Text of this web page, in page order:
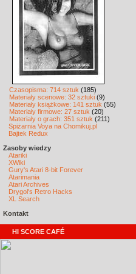
Czasopisma: 714 sztuk (185)
Materiały scenowe: 32 sztuki (9)
Materiały książkowe: 141 sztuk (55)
Materiały firmowe: 27 sztuk (20)
Materiały o grach: 351 sztuk (211)
Spiżarnia Voya na Chomikuj.pl
Bajtek Redux
Zasoby wiedzy
Atariki
XWiki
Gury's Atari 8-bit Forever
Atarimania
Atari Archives
Drygol's Retro Hacks
XL Search
Kontakt
HI SCORE CAFÉ